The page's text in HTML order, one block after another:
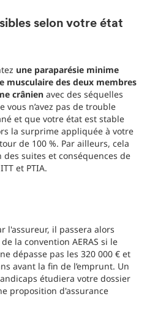
selon votre état
une paraparésie minime
musculaire des deux membres
crânien avec des séquelles
n’avez pas de trouble
et que votre état est stable
la surprime appliquée à votre
de 100 %. Par ailleurs, cela
suites et conséquences de
et PTIA.
l'assureur, il passera alors
la convention AERAS si le
dépasse pas les 320 000 € et
avant la fin de l’emprunt. Un
étudiera votre dossier
proposition d'assurance